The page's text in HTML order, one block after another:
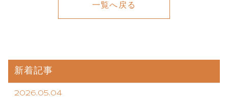
一覧へ戻る
新着記事
2026.05.04